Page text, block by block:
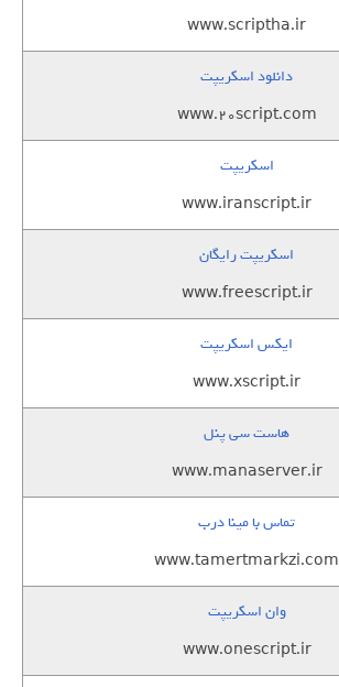
www.scriptha.ir
دانلود اسکریپت
www.20script.com
اسکریپت
www.iranscript.ir
اسکریپت رایگان
www.freescript.ir
ایکس اسکریپت
www.xscript.ir
هاست سی پنل
www.manaserver.ir
تماس با مینا درب
www.tamertmarkzi.com
وان اسکریپت
www.onescript.ir